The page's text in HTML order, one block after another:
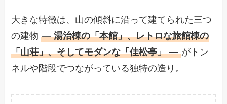
大きな特徴は、山の傾斜に沿って建てられた三つ
の建物― 湯治棟の「本館」、レトロな旅館棟の
「山荘」、そしてモダンな「佳松亭」 ―がトン
ネルや階段でつながっている独特の造り。